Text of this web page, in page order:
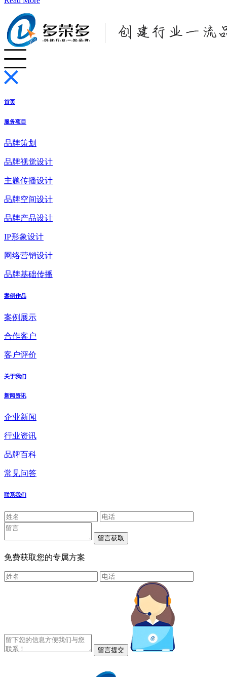
首页
服务项目
品牌策划
品牌视觉设计
主题传播设计
品牌空间设计
品牌产品设计
IP形象设计
网络营销设计
品牌基础传播
案例作品
案例展示
合作客户
客户评价
关于我们
新闻资讯
企业新闻
行业资讯
品牌百科
常见问答
联系我们
免费获取您的专属方案